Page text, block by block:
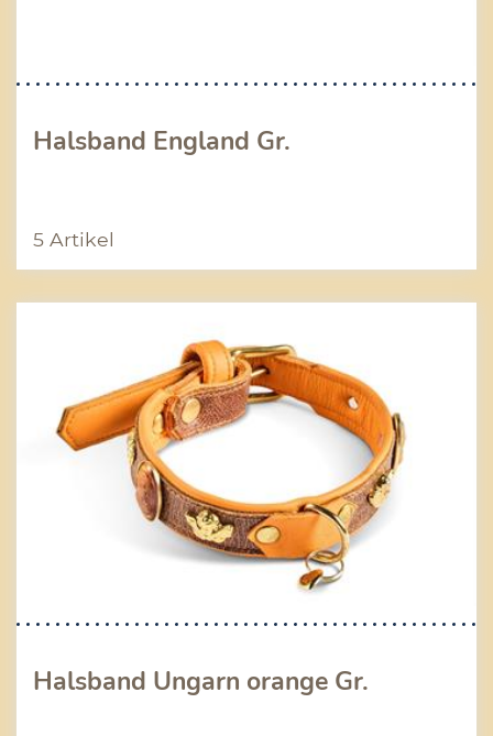
Halsband England Gr.
5 Artikel
Halsband Ungarn orange Gr.